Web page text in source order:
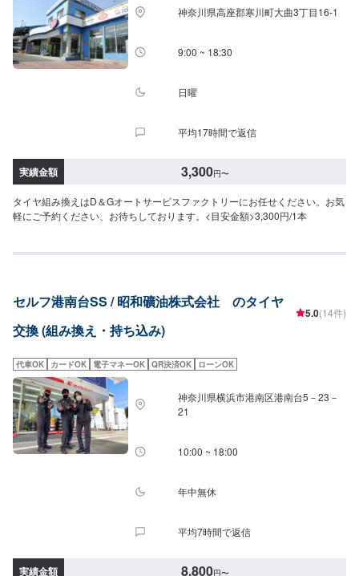
神奈川県高座郡寒川町大曲3丁目16-1
9:00 ~ 18:30
日曜
平均17時間で返信
実績金額 3,300円〜
タイヤ組み換えはD＆Gオートサービスファクトリーにお任せください。お気
軽にご予約ください、お待ちしております。<目安金額>3,300円/1本
セルフ港南台SS / 昭和礦油株式会社 のタイヤ
交換 (組み換え・持ち込み)
5.0(14件)
代車OK カードOK 電子マネーOK QR決済OK ローンOK
神奈川県横浜市港南区港南台5－23－
21
10:00 ~ 18:00
年中無休
平均7時間で返信
実績金額 8,800円〜